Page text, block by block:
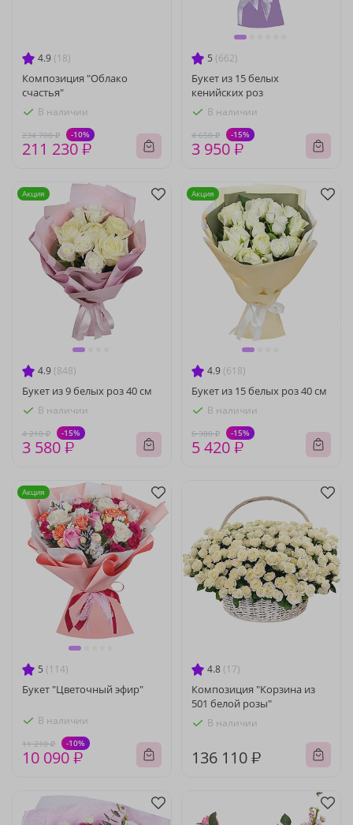
4.9 (18)
Композиция "Облако
счастья"
В наличии
234 700 ₽ -10%
211 230 ₽
5 (662)
Букет из 15 белых
кенийских роз
В наличии
4 650 ₽ -15%
3 950 ₽
4.9 (848)
Букет из 9 белых роз 40 см
В наличии
4 210 ₽ -15%
3 580 ₽
Акция
4.9 (618)
Букет из 15 белых роз 40 см
В наличии
6 380 ₽ -15%
5 420 ₽
Акция
5 (114)
Букет "Цветочный эфир"
В наличии
11 210 ₽ -10%
10 090 ₽
Акция
4.8 (17)
Композиция "Корзина из
501 белой розы"
В наличии
136 110 ₽